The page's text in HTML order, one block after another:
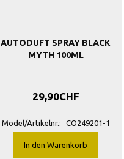
AUTODUFT SPRAY BLACK
MYTH 100ML
29,90CHF
Model/Artikelnr.: CO249201-1
In den Warenkorb